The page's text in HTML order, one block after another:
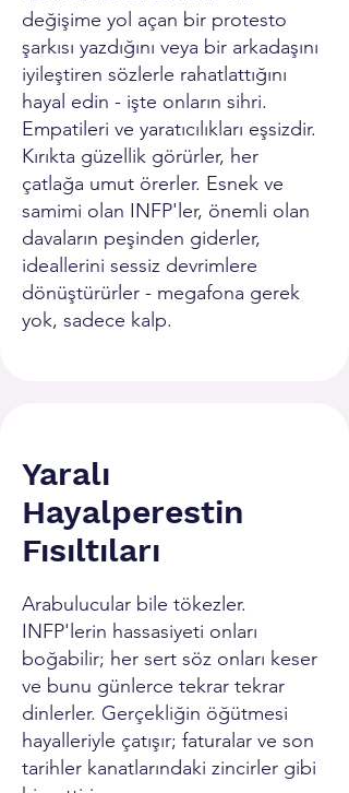
değişime yol açan bir protesto
şarkısı yazdığını veya bir arkadaşını
iyileştiren sözlerle rahatlattığını
hayal edin - işte onların sihri.
Empatileri ve yaratıcılıkları eşsizdir.
Kırıkta güzellik görürler, her
çatlağa umut örerler. Esnek ve
samimi olan INFP'ler, önemli olan
davaların peşinden giderler,
ideallerini sessiz devrimlere
dönüştürürler - megafona gerek
yok, sadece kalp.
Yaralı
Hayalperestin
Fısıltıları
Arabulucular bile tökezler.
INFP'lerin hassasiyeti onları
boğabilir; her sert söz onları keser
ve bunu günlerce tekrar tekrar
dinlerler. Gerçekliğin öğütmesi
hayalleriyle çatışır; faturalar ve son
tarihler kanatlarındaki zincirler gibi